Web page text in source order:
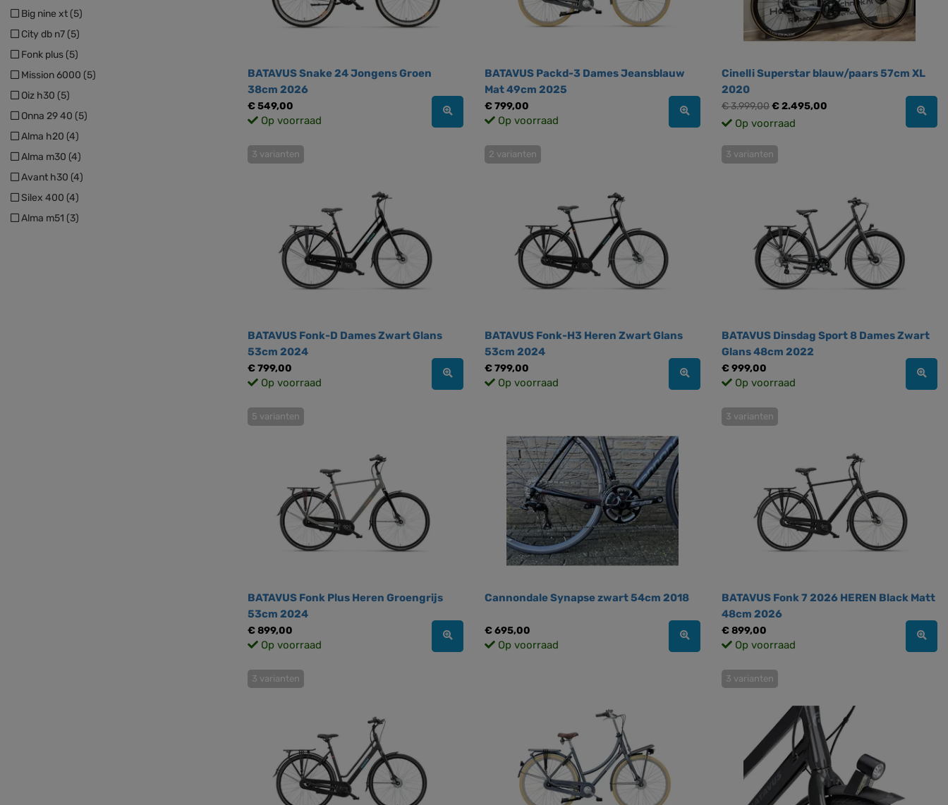
Big nine xt (5)
City db n7 (5)
Fonk plus (5)
Mission 6000 (5)
Oiz h30 (5)
Onna 29 40 (5)
Alma h20 (4)
Alma m30 (4)
Avant h30 (4)
Silex 400 (4)
Alma m51 (3)
BATAVUS Snake 24 Jongens Groen
38cm 2026
€ 549,00
Op voorraad
BATAVUS Packd-3 Dames Jeansblauw
Mat 49cm 2025
€ 799,00
Op voorraad
Cinelli Superstar blauw/paars 57cm XL
2020
€ 3.999,00€ 2.495,00
Op voorraad
BATAVUS Fonk-D Dames Zwart Glans
53cm 2024
3 varianten
€ 799,00
Op voorraad
BATAVUS Fonk-H3 Heren Zwart Glans
53cm 2024
2 varianten
€ 799,00
Op voorraad
BATAVUS Dinsdag Sport 8 Dames Zwart
Glans 48cm 2022
3 varianten
€ 999,00
Op voorraad
BATAVUS Fonk Plus Heren Groengrijs
53cm 2024
5 varianten
€ 899,00
Op voorraad
Cannondale Synapse zwart 54cm 2018
€ 695,00
Op voorraad
BATAVUS Fonk 7 2026 HEREN Black Matt
48cm 2026
3 varianten
€ 899,00
Op voorraad
3 varianten 3 varianten